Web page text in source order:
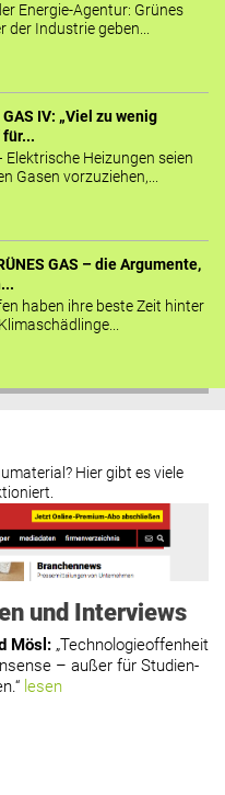
Energie-Agentur: Grünes
der Industrie geben...
GAS IV: „Viel zu wenig
Elektrische Heizungen seien
Gasen vorzuziehen,...
GAS – die Argumente,
haben ihre beste Zeit hinter
Hier gibt es viele
und Interviews
Mösl : „Technologieoffenheit
– außer für Studien-
lesen